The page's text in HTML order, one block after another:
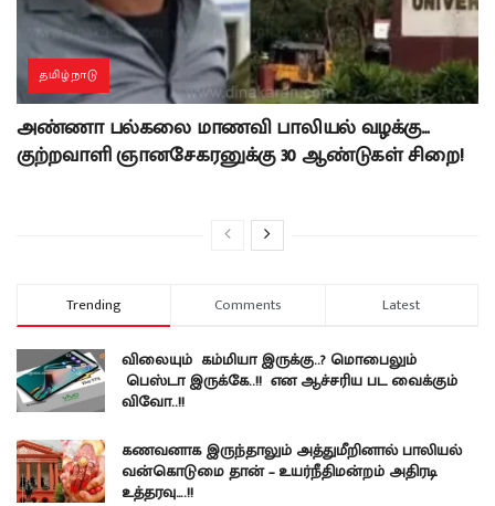
தமிழ்நாடு
அண்ணா பல்கலை மாணவி பாலியல் வழக்கு…
குற்றவாளி ஞானசேகரனுக்கு 30 ஆண்டுகள் சிறை!
Trending Comments Latest
விலையும் கம்மியா இருக்கு..? மொபைலும்
பெஸ்டா இருக்கே..!! என ஆச்சரிய பட வைக்கும்
விவோ..!!
கணவனாக இருந்தாலும் அத்துமீறினால் பாலியல்
வன்கொடுமை தான் – உயர்நீதிமன்றம் அதிரடி
உத்தரவு….!!